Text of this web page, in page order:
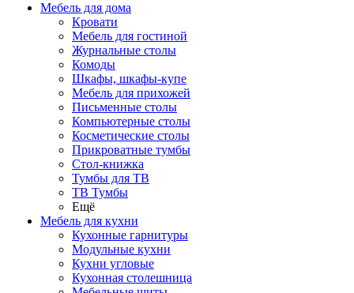
Мебель для дома
Кровати
Мебель для гостиной
Журнальные столы
Комоды
Шкафы, шкафы-купе
Мебель для прихожей
Письменные столы
Компьютерные столы
Косметические столы
Прикроватные тумбы
Стол-книжка
Тумбы для ТВ
ТВ Тумбы
Ещё
Мебель для кухни
Кухонные гарнитуры
Модульные кухни
Кухни угловые
Кухонная столешница